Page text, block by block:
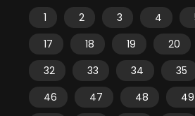
1 2 3 4
17
18 19 20
32
33 34 35
46
47 48 49